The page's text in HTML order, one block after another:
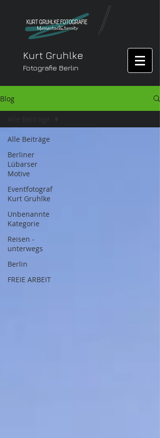
Kurt Gruhlke
Fotografie Berlin
Blog
Alle Beiträge
Berliner
Lübarser
Motive
Eventfotograf
Kurt Gruhlke
Unbenannte
Kategorie
Reisen -
unterwegs
Berlin
FREIE ARBEIT